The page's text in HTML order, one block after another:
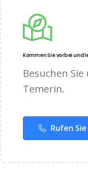
Kommen Sie vorbei und
Besuchen Sie
Temerin.
Rufen